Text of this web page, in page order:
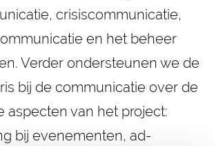
crisiscommunicatie,
en het beheer
Verder ondersteunen we de
bij de communicatie over de
aspecten van het project:
bij evenementen, ad-